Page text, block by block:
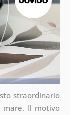
straordinario
mare. Il motivo